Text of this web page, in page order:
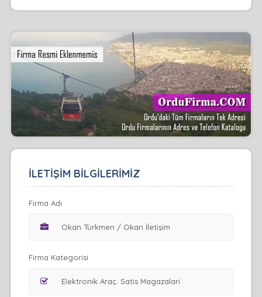
İLETİŞİM BİLGİLERİMİZ
Firma Adı
Firma Kategorisi